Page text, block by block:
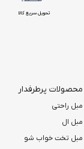
تحویل سریع کالا
محصولات پرطرفدار
مبل راحتی
مبل ال
مبل تخت خواب شو